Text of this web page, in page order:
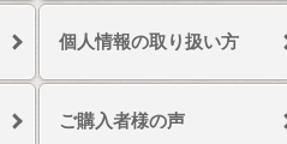
個人情報の取り扱い方
ご購入者様の声